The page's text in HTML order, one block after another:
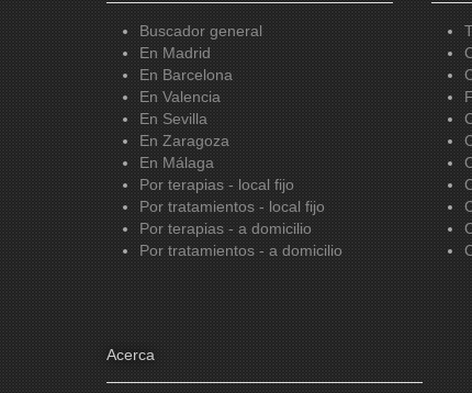
Buscador general
En Madrid
En Barcelona
En Valencia
En Sevilla
En Zaragoza
En Málaga
Por terapias - local fijo
Por tratamientos - local fijo
Por terapias - a domicilio
Por tratamientos - a domicilio
Acerca